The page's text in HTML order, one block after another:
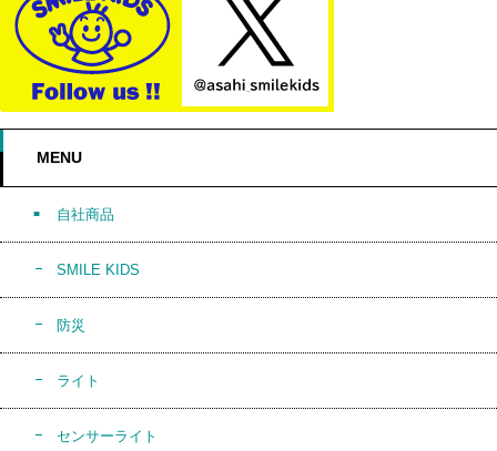
MENU
自社商品
SMILE KIDS
防災
ライト
センサーライト